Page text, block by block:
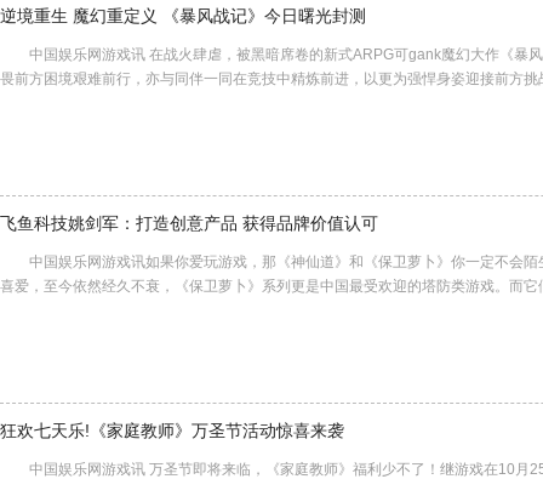
逆境重生 魔幻重定义 《暴风战记》今日曙光封测
中国娱乐网游戏讯 在战火肆虐，被黑暗席卷的新式ARPG可gank魔幻大作《暴
畏前方困境艰难前行，亦与同伴一同在竞技中精炼前进，以更为强悍身姿迎接前方
飞鱼科技姚剑军：打造创意产品 获得品牌价值认可
中国娱乐网游戏讯如果你爱玩游戏，那《神仙道》和《保卫萝卜》你一定不会陌
喜爱，至今依然经久不衰，《保卫萝卜》系列更是中国最受欢迎的塔防类游戏。而
狂欢七天乐!《家庭教师》万圣节活动惊喜来袭
中国娱乐网游戏讯 万圣节即将来临，《家庭教师》福利少不了！继游戏在10月